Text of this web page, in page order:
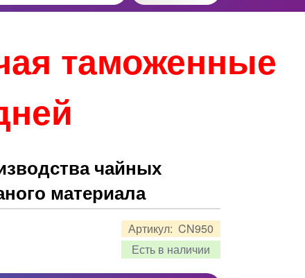
таможенные
чайных
материала
Артикул: CN950
Есть в наличии